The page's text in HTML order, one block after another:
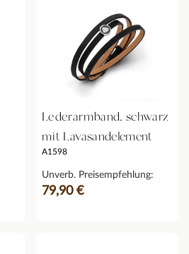
Lederarmband, schwarz
mit Lavasandelement
A1598
Unverb. Preisempfehlung:
79,90 €